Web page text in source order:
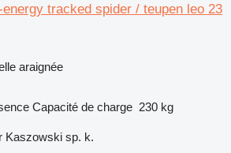
tracked spider / teupen leo 23
araignée
Capacité de charge 230 kg
Kaszowski sp. k.